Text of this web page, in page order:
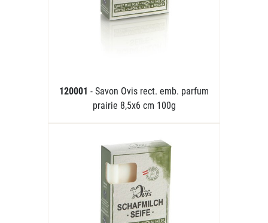
120001 - Savon Ovis rect. emb. parfum
prairie 8,5x6 cm 100g